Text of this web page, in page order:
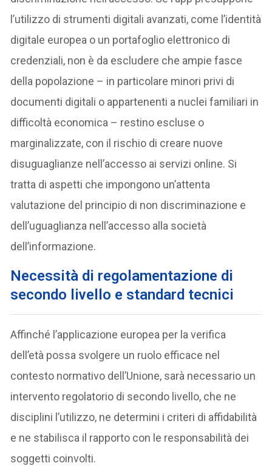
l’utilizzo di strumenti digitali avanzati, come l’identità
digitale europea o un portafoglio elettronico di
credenziali, non è da escludere che ampie fasce
della popolazione – in particolare minori privi di
documenti digitali o appartenenti a nuclei familiari in
difficoltà economica – restino escluse o
marginalizzate, con il rischio di creare nuove
disuguaglianze nell’accesso ai servizi online. Si
tratta di aspetti che impongono un’attenta
valutazione del principio di non discriminazione e
dell’uguaglianza nell’accesso alla società
dell’informazione.
Necessità di regolamentazione di
secondo livello e standard tecnici
Affinché l’applicazione europea per la verifica
dell’età possa svolgere un ruolo efficace nel
contesto normativo dell’Unione, sarà necessario un
intervento regolatorio di secondo livello, che ne
disciplini l’utilizzo, ne determini i criteri di affidabilità
e ne stabilisca il rapporto con le responsabilità dei
soggetti coinvolti.